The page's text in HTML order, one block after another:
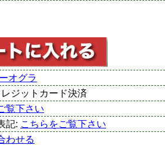
オグラ
ジットカード決済
覧下さい
記: こちらをご覧下さい
わせる